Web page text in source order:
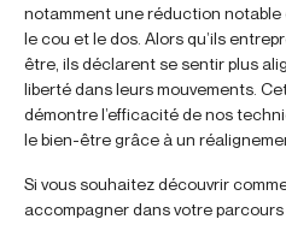
notamment une réduction
le cou et le dos. Alors qu’ils
être, ils déclarent se sentir plus
liberté dans leurs mouvements.
démontre l’efficacité de nos
le bien-être grâce à un
Si vous souhaitez découvrir
accompagner dans votre